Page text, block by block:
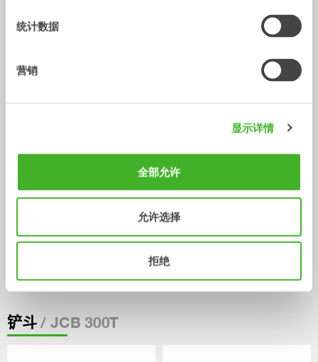
统计数据
营销
显示详情
全部允许
允许选择
拒绝
V14
配件
铲斗/ JCB 300T